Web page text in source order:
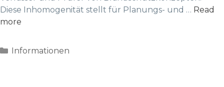
Diese Inhomogenität stellt für Planungs- und … Read
more
Categories
Informationen